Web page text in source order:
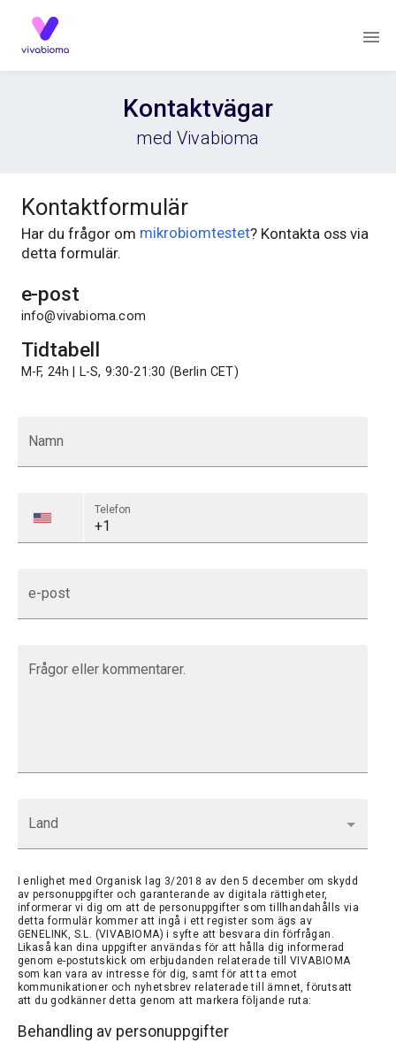
Kontaktvägar
med Vivabioma
Kontaktformulär
Har du frågor om mikrobiomtestet? Kontakta oss via
detta formulär.
e-post
info@vivabioma.com
Tidtabell
M-F, 24h | L-S, 9:30-21:30 (Berlin CET)
Namn
Telefon
e-post
Frågor eller kommentarer.
Land
I enlighet med Organisk lag 3/2018 av den 5 december om skydd
av personuppgifter och garanterande av digitala rättigheter,
informerar vi dig om att de personuppgifter som tillhandahålls via
detta formulär kommer att ingå i ett register som ägs av
GENELINK, S.L. (VIVABIOMA) i syfte att besvara din förfrågan.
Likaså kan dina uppgifter användas för att hålla dig informerad
genom e-postutskick om erbjudanden relaterade till VIVABIOMA
som kan vara av intresse för dig, samt för att ta emot
kommunikationer och nyhetsbrev relaterade till ämnet, förutsatt
att du godkänner detta genom att markera följande ruta:
Behandling av personuppgifter